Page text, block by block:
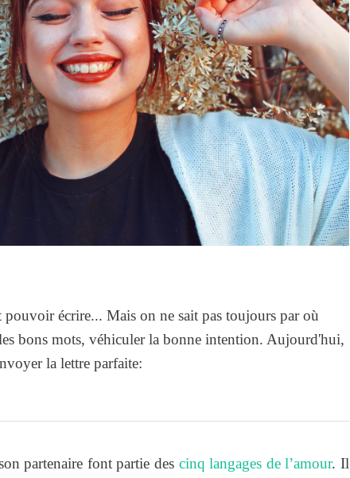
pouvoir écrire... Mais on ne sait pas toujours par où
bons mots, véhiculer la bonne intention. Aujourd'hui,
la lettre parfaite:
partenaire font partie des cinq langages de l’amour. Il